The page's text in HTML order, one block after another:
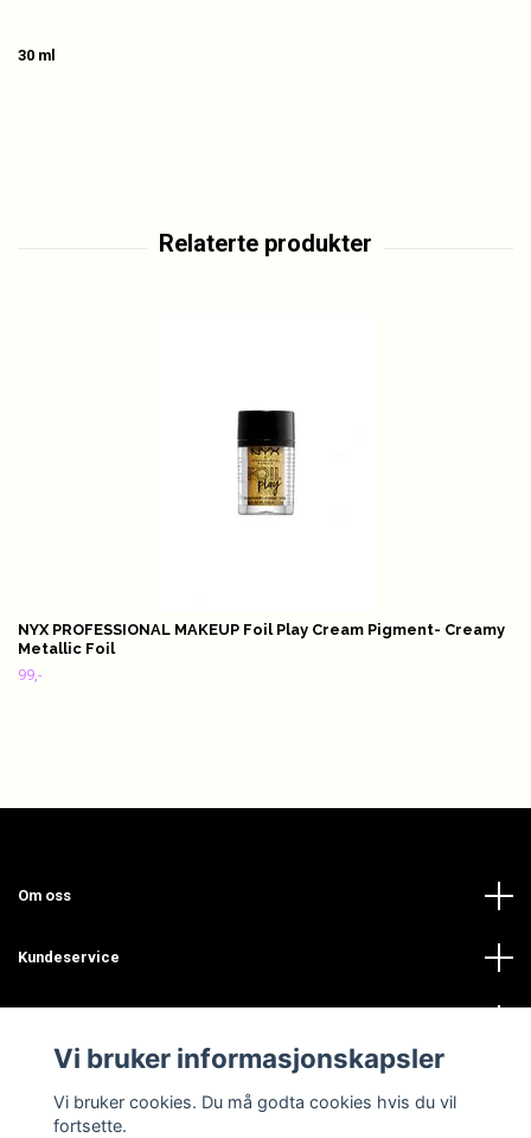
30 ml
NYX PROFESSIONAL MAKEUP Foil Play Cream Pigment- Creamy
Metallic Foil
99,-
Om oss
Kundeservice
Vi bruker informasjonskapsler
Vi bruker cookies. Du må godta cookies hvis du vil
fortsette.